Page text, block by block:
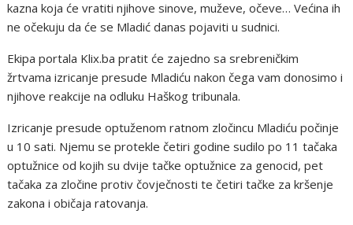
kazna koja će vratiti njihove sinove, muževe, očeve… Većina ih
ne očekuju da će se Mladić danas pojaviti u sudnici.
Ekipa portala Klix.ba pratit će zajedno sa srebreničkim
žrtvama izricanje presude Mladiću nakon čega vam donosimo i
njihove reakcije na odluku Haškog tribunala.
Izricanje presude optuženom ratnom zločincu Mladiću počinje
u 10 sati. Njemu se protekle četiri godine sudilo po 11 tačaka
optužnice od kojih su dvije tačke optužnice za genocid, pet
tačaka za zločine protiv čovječnosti te četiri tačke za kršenje
zakona i običaja ratovanja.